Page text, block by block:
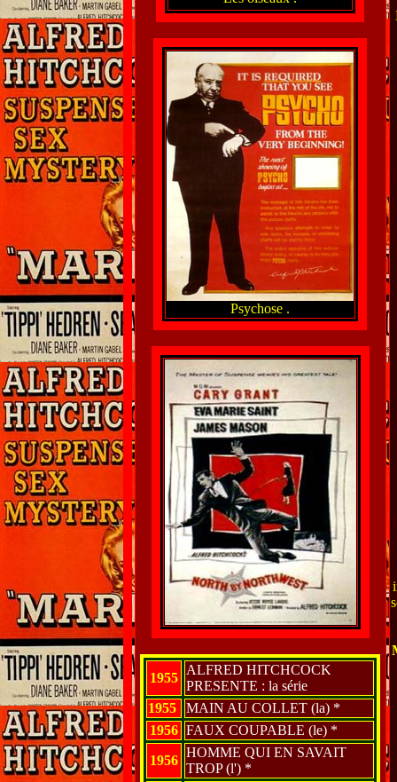
Psychose .
1955
ALFRED HITCHCOCK
PRESENTE : la série
1955
MAIN AU COLLET (la) *
1956 FAUX COUPABLE (le) *
1956
HOMME QUI EN SAVAIT
TROP (l') *